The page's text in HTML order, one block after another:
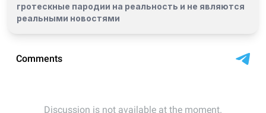
гротескные пародии на реальность и не являются
реальными новостями